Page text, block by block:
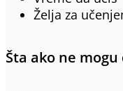
Želja za
Šta ako ne